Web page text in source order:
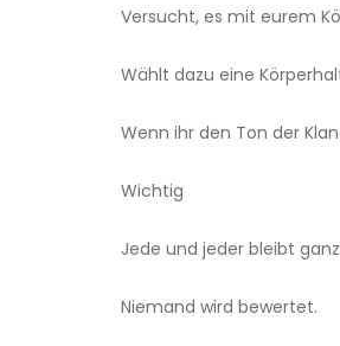
Versucht, es mit eurem
Wählt dazu eine
Wenn ihr den Ton der
Wichtig
Jede und jeder bleibt
Niemand wird bewertet.